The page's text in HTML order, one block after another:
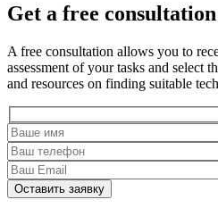
Get a free consultation
A free consultation allows you to
assessment of your tasks and select
and resources on finding suitable